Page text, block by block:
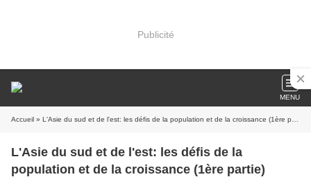
Publicité
MENU
Accueil » L'Asie du sud et de l'est: les défis de la population et de la croissance (1ère partie)
L'Asie du sud et de l'est: les défis de la
population et de la croissance (1ère partie)